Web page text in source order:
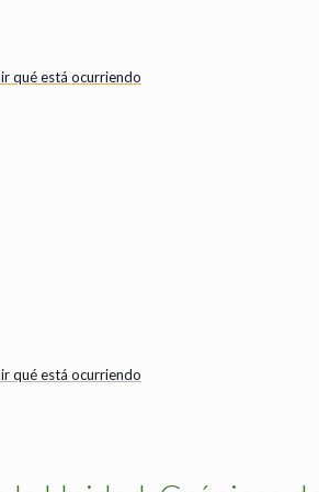
qué está ocurriendo
qué está ocurriendo